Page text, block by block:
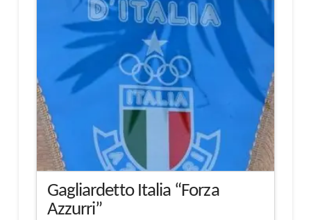
Gagliardetto Italia “Forza
Azzurri”